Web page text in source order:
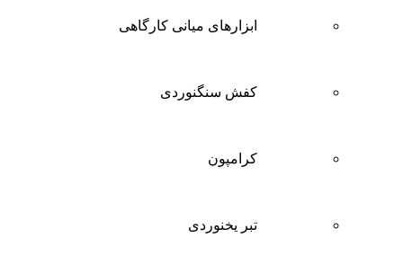
ابزارهای میانی کارگاهی
کفش سنگنوردی
کرامپون
تبر یخنوردی